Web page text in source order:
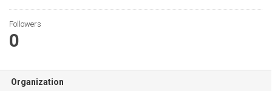
Followers
0
Organization